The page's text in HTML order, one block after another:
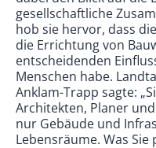
gesellschaftliche
hob sie hervor, dass
die Errichtung von
entscheidenden
Menschen habe.
Anklam-Trapp sagte:
Architekten, Planer
nur Gebäude und
Lebensräume. Was